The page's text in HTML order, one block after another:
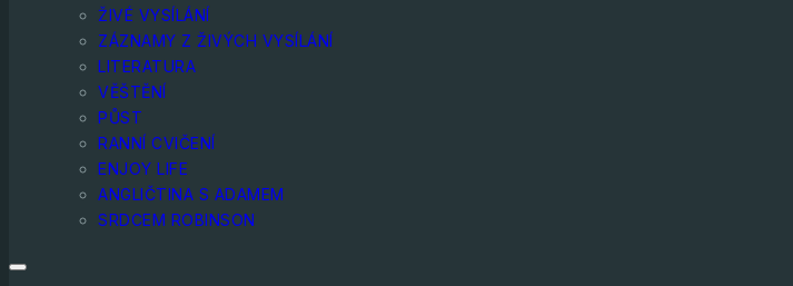
ŽIVÉ VYSÍLÁNÍ
ZÁZNAMY Z ŽIVÝCH VYSÍLÁNÍ
LITERATURA
VĚŠTĚNÍ
PŮST
RANNÍ CVIČENÍ
ENJOY LIFE
ANGLIČTINA S ADAMEM
SRDCEM ROBINSON